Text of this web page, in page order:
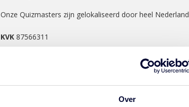
Over
Onze Quizmasters zijn gelokaliseerd door heel Nederland
KVK 87566311